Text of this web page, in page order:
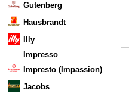
Gutenberg
Hausbrandt
Illy
Impresso
Impresto (Impassion)
Jacobs